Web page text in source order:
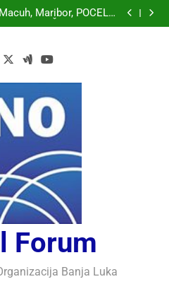
PARLAMENTU
Maribor, POČELO
USPJEŠNOG RADA I
KOMPJUTERI POSTATI
POLITIČKA KRIZA U
PARLAMENTU
Maribor, POČELO
POGLED IZ SLOVENIJE
AUTORITARNO LUDILO
Forum
Banja Luka